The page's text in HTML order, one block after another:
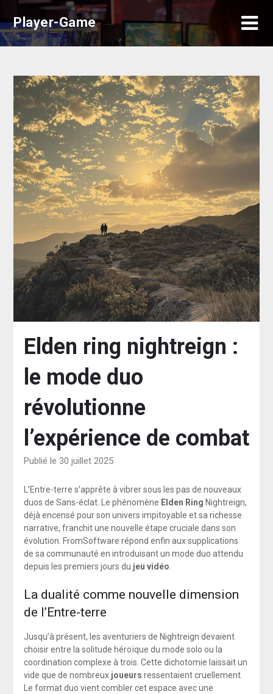
to
content
Player-Game
Elden ring nightreign :
le mode duo
révolutionne
l’expérience de combat
Publié le 30 juillet 2025
L’Entre-terre s’apprête à vibrer sous les pas de nouveaux
duos de Sans-éclat. Le phénomène Elden Ring Nightreign,
déjà encensé pour son univers impitoyable et sa richesse
narrative, franchit une nouvelle étape cruciale dans son
évolution. FromSoftware répond enfin aux supplications
de sa communauté en introduisant un mode duo attendu
depuis les premiers jours du jeu vidéo.
La dualité comme nouvelle dimension
de l’Entre-terre
Jusqu’à présent, les aventuriers de Nightreign devaient
choisir entre la solitude héroïque du mode solo ou la
coordination complexe à trois. Cette dichotomie laissait un
vide que de nombreux joueurs ressentaient cruellement.
Le format duo vient combler cet espace avec une